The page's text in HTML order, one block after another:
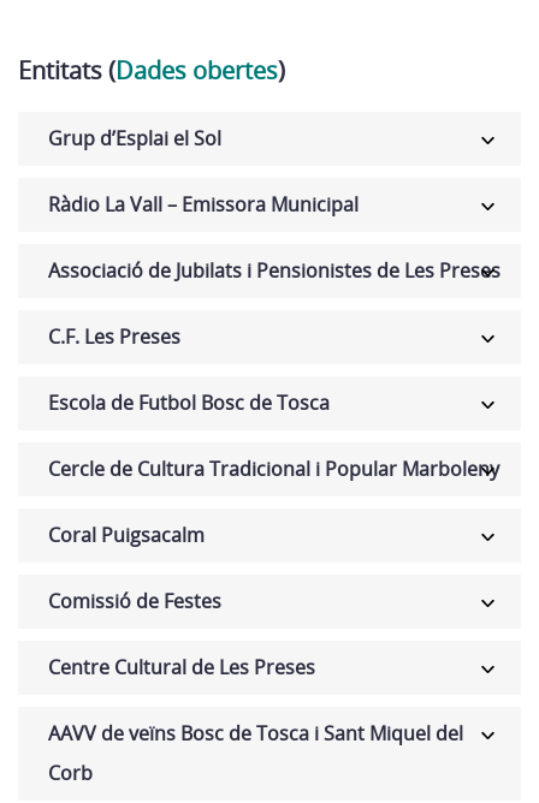
Entitats (Dades obertes)
Grup d’Esplai el Sol
Ràdio La Vall – Emissora Municipal
Associació de Jubilats i Pensionistes de Les Preses
C.F. Les Preses
Escola de Futbol Bosc de Tosca
Cercle de Cultura Tradicional i Popular Marboleny
Coral Puigsacalm
Comissió de Festes
Centre Cultural de Les Preses
AAVV de veïns Bosc de Tosca i Sant Miquel del
Corb